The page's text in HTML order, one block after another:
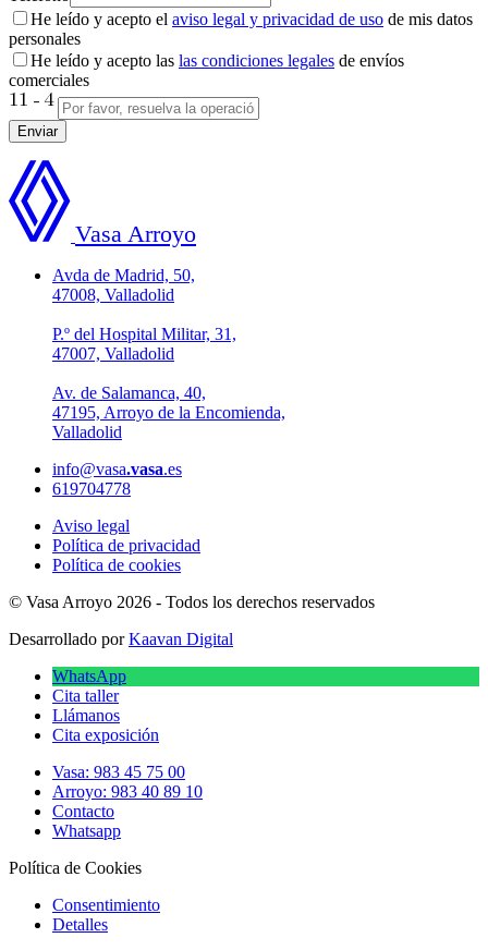
He leído y acepto el aviso legal y privacidad de uso de mis datos
personales
He leído y acepto las las condiciones legales de envíos
comerciales
Enviar
Vasa Arroyo
Avda de Madrid, 50,
47008, Valladolid
P.º del Hospital Militar, 31,
47007, Valladolid
Av. de Salamanca, 40,
47195, Arroyo de la Encomienda,
Valladolid
info@vasa.vasa.es
619704778
Aviso legal
Política de privacidad
Política de cookies
© Vasa Arroyo 2026 - Todos los derechos reservados
Desarrollado porKaavan Digital
WhatsApp
Cita taller
Llámanos
Cita exposición
Vasa: 983 45 75 00
Arroyo: 983 40 89 10
Contacto
Whatsapp
Política de Cookies
Consentimiento
Detalles